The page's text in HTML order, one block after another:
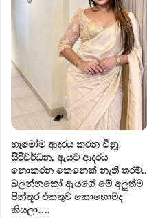
හැමෝම ආදරය කරන විනූ
සිරිවර්ධන, ඇයට ආදරය
නොකරන කෙනෙක් නැති තරම්..
බලන්නකෝ ඇයගේ මේ අලුත්ම
පින්තූර එකතුව කොහොමද
කියලා….